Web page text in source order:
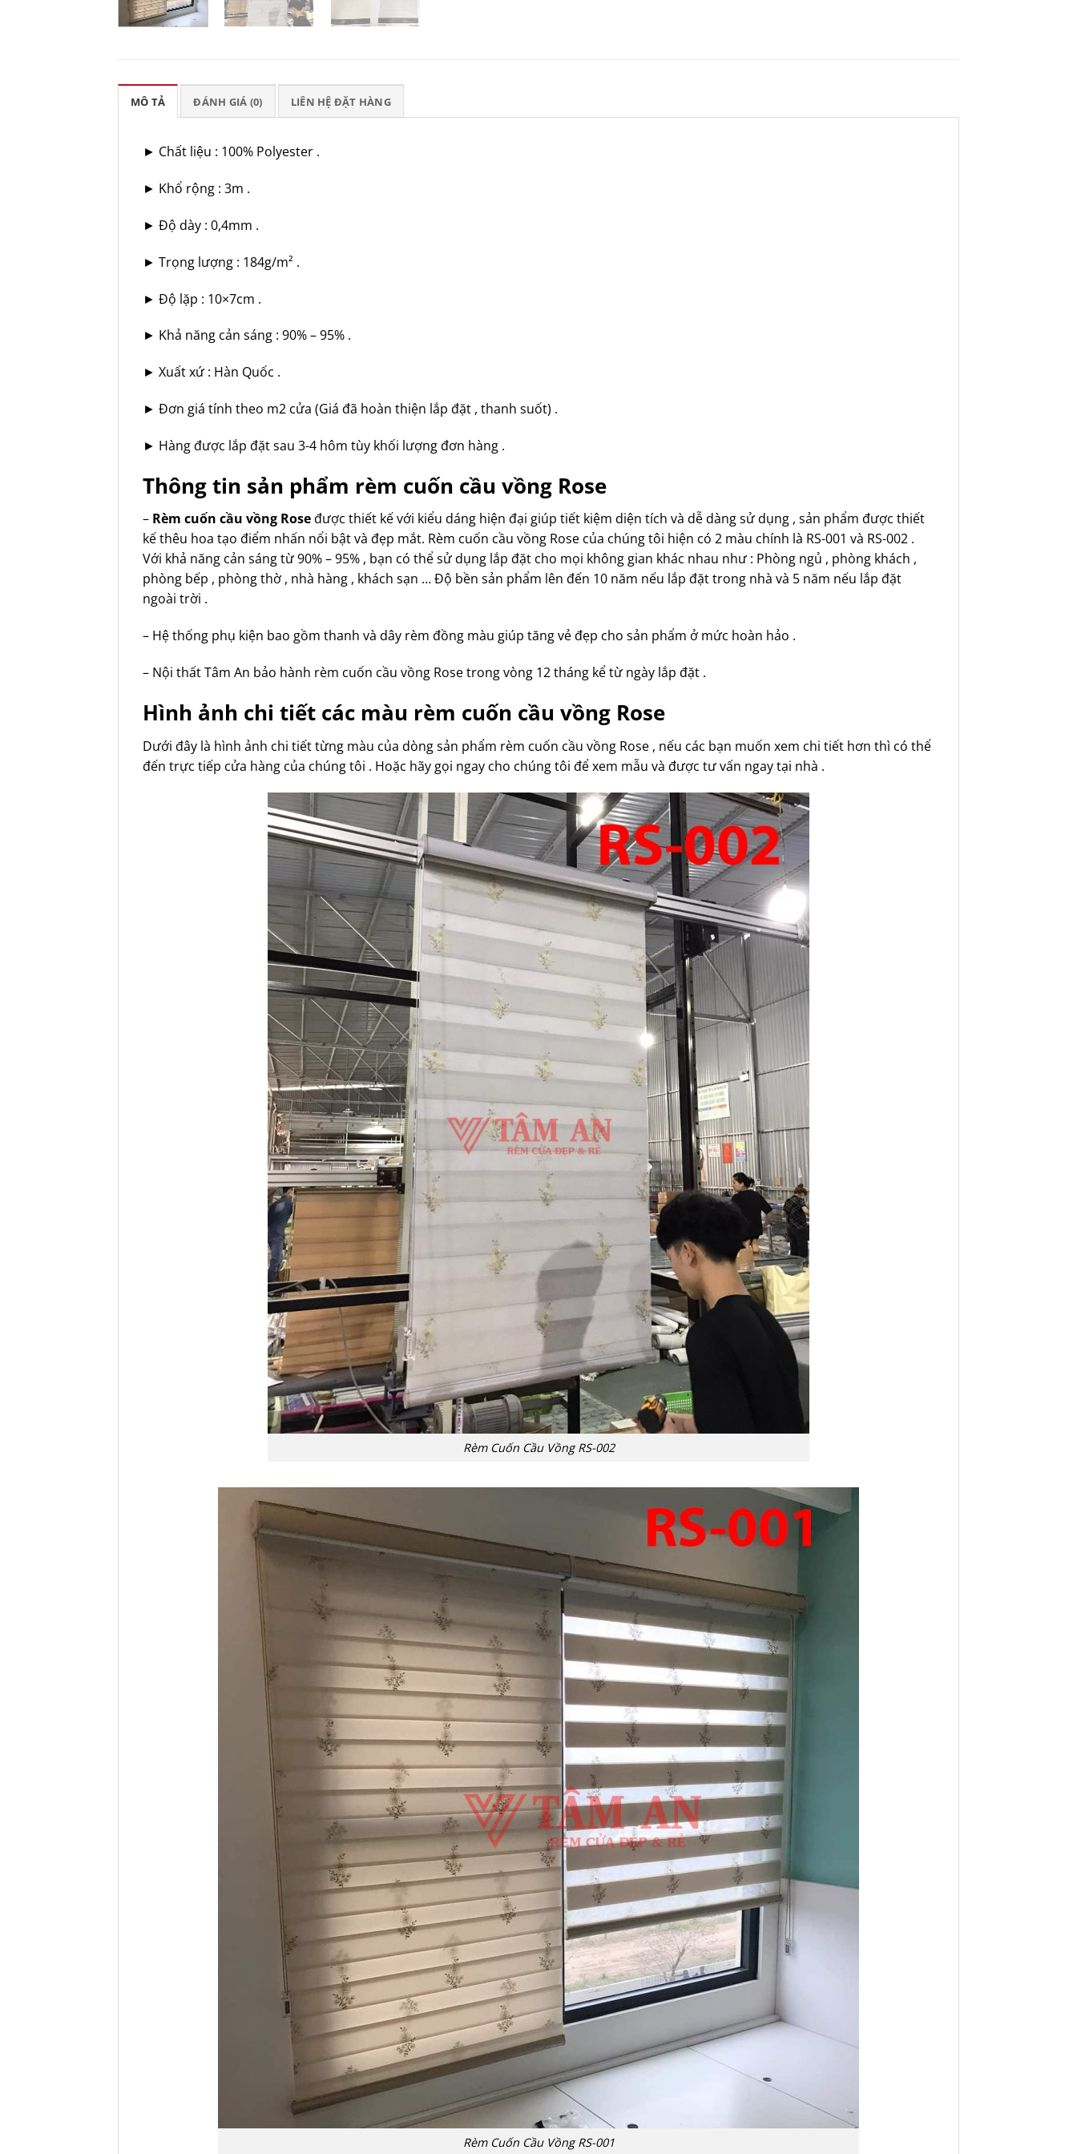
MÔ TẢ ĐÁNH GIÁ (0) LIÊN HỆ ĐẶT HÀNG
► Chất liệu : 100% Polyester .
► Khổ rộng : 3m .
► Độ dày : 0,4mm .
► Trọng lượng : 184g/m² .
► Độ lặp : 10×7cm .
► Khả năng cản sáng : 90% – 95% .
► Xuất xứ : Hàn Quốc .
► Đơn giá tính theo m2 cửa (Giá đã hoàn thiện lắp đặt , thanh suốt) .
► Hàng được lắp đặt sau 3-4 hôm tùy khối lượng đơn hàng .
Thông tin sản phẩm rèm cuốn cầu vồng Rose
– Rèm cuốn cầu vồng Roseđược thiết kế với kiểu dáng hiện đại giúp tiết kiệm diện tích và dễ dàng sử dụng , sản phẩm được thiết
kế thêu hoa tạo điểm nhấn nổi bật và đẹp mắt. Rèm cuốn cầu vồng Rose của chúng tôi hiện có 2 màu chính là RS-001 và RS-002 .
Với khả năng cản sáng từ 90% – 95% , bạn có thể sử dụng lắp đặt cho mọi không gian khác nhau như : Phòng ngủ , phòng khách ,
phòng bếp , phòng thờ , nhà hàng , khách sạn … Độ bền sản phẩm lên đến 10 năm nếu lắp đặt trong nhà và 5 năm nếu lắp đặt
ngoài trời .
– Hệ thống phụ kiện bao gồm thanh và dây rèm đồng màu giúp tăng vẻ đẹp cho sản phẩm ở mức hoàn hảo .
– Nội thất Tâm An bảo hành rèm cuốn cầu vồng Rose trong vòng 12 tháng kể từ ngày lắp đặt .
Hình ảnh chi tiết các màu rèm cuốn cầu vồng Rose
Dưới đây là hình ảnh chi tiết từng màu của dòng sản phẩm rèm cuốn cầu vồng Rose , nếu các bạn muốn xem chi tiết hơn thì có thể
đến trực tiếp cửa hàng của chúng tôi . Hoặc hãy gọi ngay cho chúng tôi để xem mẫu và được tư vấn ngay tại nhà .
Rèm Cuốn Cầu Vồng RS-002
Rèm Cuốn Cầu Vồng RS-001